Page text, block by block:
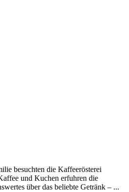
besuchten die Kaffeerösterei
und Kuchen erfuhren die
über das beliebte Getränk – ...